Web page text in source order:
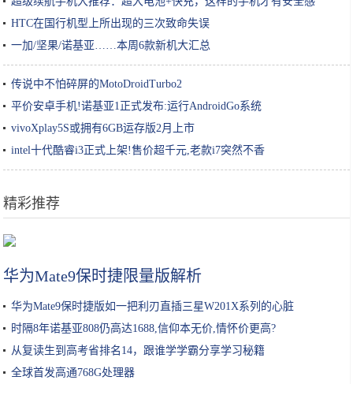
HTC在国行机型上所出现的三次致命失误
一加/坚果/诺基亚……本周6款新机大汇总
传说中不怕碎屏的MotoDroidTurbo2
平价安卓手机!诺基亚1正式发布:运行AndroidGo系统
vivoXplay5S或拥有6GB运存版2月上市
intel十代酷睿i3正式上架!售价超千元,老款i7突然不香
精彩推荐
华为Mate9保时捷限量版解析
华为Mate9保时捷版如一把利刃直插三星W201X系列的心脏
时隔8年诺基亚808仍高达1688,信仰本无价,情怀价更高?
从复读生到高考省排名14，跟谁学学霸分享学习秘籍
全球首发高通768G处理器